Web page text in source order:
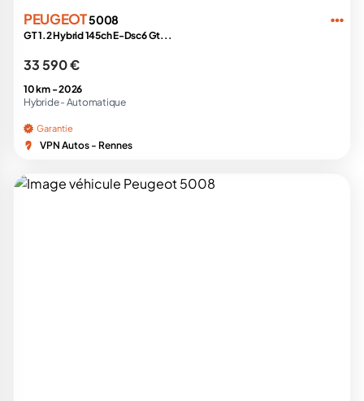
PEUGEOT5008
GT 1.2 Hybrid 145ch E-Dsc6 Gt...
33 590 €
10 km -2026
Hybride - Automatique
Garantie
VPN Autos - Rennes